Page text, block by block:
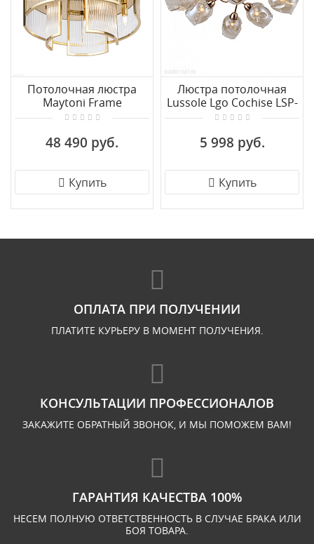
Потолочная люстра
Maytoni Frame
MOD174CL-06G
48 490 руб.
Купить
Люстра потолочная
Lussole Lgo Cochise LSP-
8086
5 998 руб.
Купить
ОПЛАТА ПРИ ПОЛУЧЕНИИ
ПЛАТИТЕ КУРЬЕРУ В МОМЕНТ ПОЛУЧЕНИЯ.
КОНСУЛЬТАЦИИ ПРОФЕССИОНАЛОВ
ЗАКАЖИТЕ ОБРАТНЫЙ ЗВОНОК, И МЫ ПОМОЖЕМ ВАМ!
ГАРАНТИЯ КАЧЕСТВА 100%
НЕСЕМ ПОЛНУЮ ОТВЕТСТВЕННОСТЬ В СЛУЧАЕ БРАКА ИЛИ
БОЯ ТОВАРА.